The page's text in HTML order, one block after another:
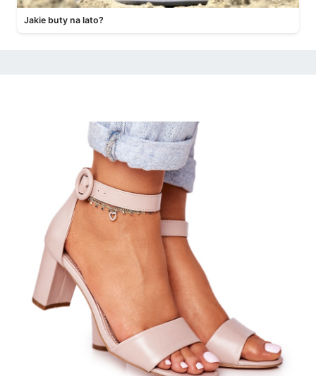
Jakie buty na lato?